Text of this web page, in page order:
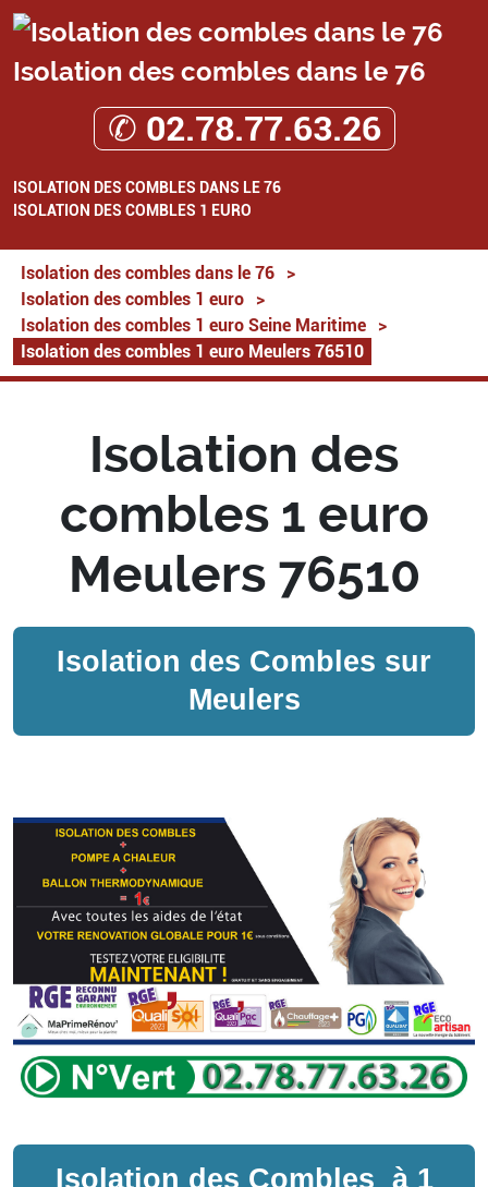
Isolation des combles dans le 76
✆ 02.78.77.63.26
ISOLATION DES COMBLES DANS LE 76
ISOLATION DES COMBLES 1 EURO
Isolation des combles dans le 76
>
Isolation des combles 1 euro
>
Isolation des combles 1 euro Seine Maritime
>
Isolation des combles 1 euro Meulers 76510
Isolation des
combles 1 euro
Meulers 76510
Isolation des Combles sur
Meulers
Isolation des Combles à 1